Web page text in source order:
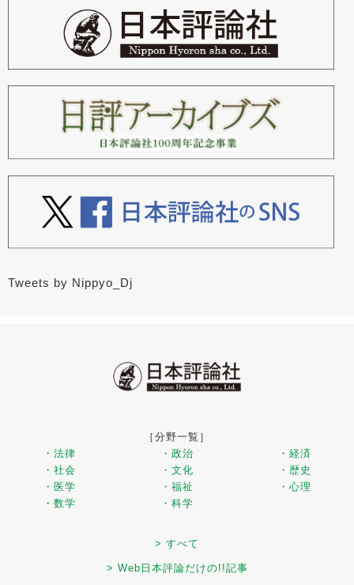
Tweets by Nippyo_Dj
［分野一覧］
・法律
・政治
・経済
・社会
・文化
・歴史
・医学
・福祉
・心理
・数学
・科学
> すべて
> Web日本評論だけの!!記事